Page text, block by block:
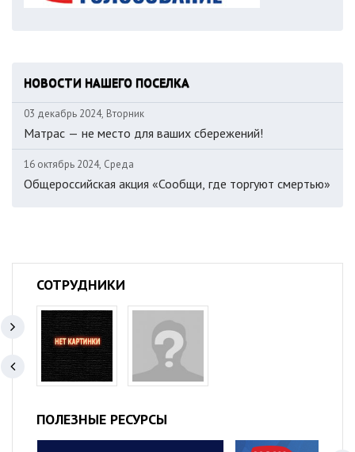
НОВОСТИ НАШЕГО ПОСЕЛКА
03 декабрь 2024, Вторник
Матрас — не место для ваших сбережений!
16 октябрь 2024, Среда
Общероссийская акция «Сообщи, где торгуют смертью»
СОТРУДНИКИ
ПОЛЕЗНЫЕ РЕСУРСЫ